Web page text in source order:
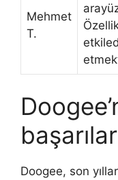
Mehmet
T.
Doogee, son